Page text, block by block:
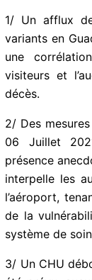
MEN NOU, AN
1/ Un afflux
variants en
vague, une
des décès.
2/ Des
du 06 Juillet
présence
et interpelle
sanitaires à
la vétusté du